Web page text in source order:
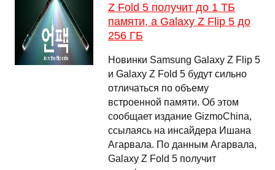
Z Fold 5 получит до 1 ТБ
памяти, а Galaxy Z Flip 5 до
256 ГБ
Новинки Samsung Galaxy Z Flip 5
и Galaxy Z Fold 5 будут сильно
отличаться по объему
встроенной памяти. Об этом
сообщает издание GizmoChina,
ссылаясь на инсайдера Ишана
Агарвала. По данным Агарвала,
Galaxy Z Fold 5 получит